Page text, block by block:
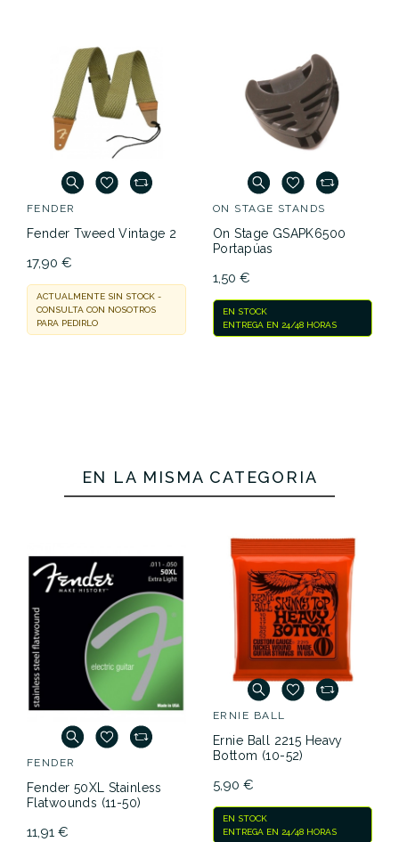
FENDER
Fender Tweed Vintage 2
17,90 €
ACTUALMENTE SIN STOCK -
CONSULTA CON NOSOTROS
PARA PEDIRLO
ON STAGE STANDS
On Stage GSAPK6500
Portapúas
1,50 €
EN STOCK
ENTREGA EN 24/48 HORAS
EN LA MISMA CATEGORÍA
FENDER
Fender 50XL Stainless
Flatwounds (11-50)
11,91 €
ERNIE BALL
Ernie Ball 2215 Heavy
Bottom (10-52)
5,90 €
EN STOCK
ENTREGA EN 24/48 HORAS